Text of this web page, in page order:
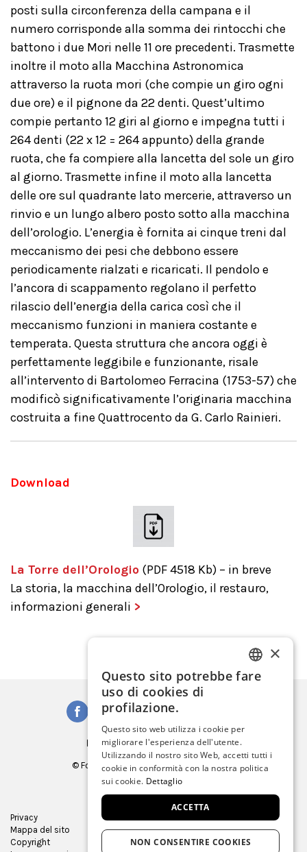
posti sulla circonferenza della campana e il
numero corrisponde alla somma dei rintocchi che
battono i due Mori nelle 11 ore precedenti. Trasmette
inoltre il moto alla Macchina Astronomica
attraverso la ruota mori (che compie un giro ogni
due ore) e il pignone da 22 denti. Quest’ultimo
compie pertanto 12 giri al giorno e impegna tutti i
264 denti (22 x 12 = 264 appunto) della grande
ruota, che fa compiere alla lancetta del sole un giro
al giorno. Trasmette infine il moto alla lancetta
delle ore sul quadrante lato mercerie, attraverso un
rinvio e un lungo albero posto sotto alla macchina
dell’orologio. L’energia è fornita ai cinque treni dal
meccanismo dei pesi che debbono essere
periodicamente rialzati e ricaricati. Il pendolo e
l’ancora di scappamento regolano il perfetto
rilascio dell’energia della carica così che il
meccanismo funzioni in maniera costante e
temperata. Questa struttura che ancora oggi è
perfettamente leggibile e funzionante, risale
all’intervento di Bartolomeo Ferracina (1753-57) che
modificò significativamente l’originaria macchina
costruita a fine Quattrocento da G. Carlo Rainieri.
Download
La Torre dell’Orologio (PDF 4518 Kb) – in breve
La storia, la macchina dell’Orologio, il restauro,
informazioni generali >
Iscriviti alla Newsletter
© Fondazione Musei Civici di Venezia
C.F. e P.IVA 03842230272
Privacy
Mappa del sito
Copyright
Virtual tour
Gare e appalti
ITALIAN
GERMAN
FRENCH
×
Questo sito potrebbe fare
uso di cookies di
profilazione.
Questo sito web utilizza i cookie per
migliorare l'esperienza dell'utente.
Utilizzando il nostro sito Web, accetti tutti i
cookie in conformità con la nostra politica
sui cookie. Dettaglio
ACCETTA
NON CONSENTIRE COOKIES